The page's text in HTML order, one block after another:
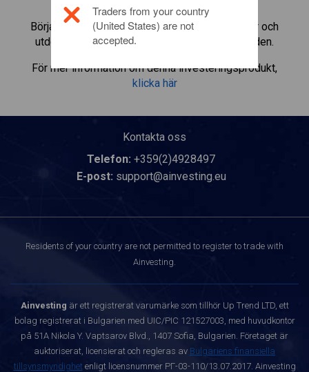
Börja trada CFD:er i The Trade Desk
. Få kurser och
utdelningar i realtid som om du själv ägde fonden.
För mer information om denna investeringsprodukt,
klicka här
Kontakta oss
Telefon: +359(2)4928497
E-post: support@ainvesting.eu
Residents of your country are not permitted to register to trade with
Ainvesting.
Ainvesting är ett registrerat varumärke som tillhör Up Trend LTD, ett
bolag registrerat i Bulgarien med UIC/PIC 121527003, med huvudkontor
på 51A Nikola Y. Vaptsarov Blvd., 1407 Sofia, Bulgarien. Företaget är
auktoriserat, licensierat och regleras av Bulgariens finansiella
tillsynsmyndighetenligt licensnummer РГ-03-110/13.07.2017. Ainvesting
Traders from your country
(United States) are not
accepted.